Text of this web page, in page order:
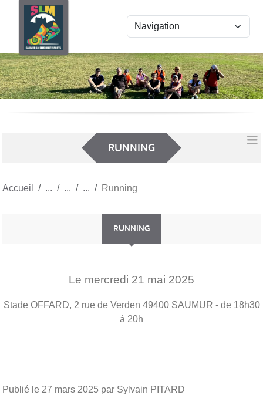
RUNNING
Accueil Running
RUNNING
Le mercredi 21 mai 2025
Stade OFFARD, 2 rue de Verden 49400 SAUMUR - de 18h30
à 20h
Publié le 27 mars 2025 par Sylvain PITARD
Panneau de gestion des cookies